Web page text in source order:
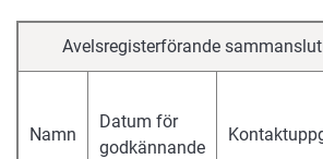
Avelsregisterförande
Namn
Datum för
godkännande